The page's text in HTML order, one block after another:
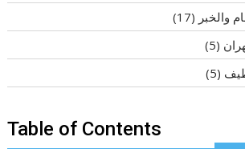
والخبر (17)
(5)
(5)
Table of Contents